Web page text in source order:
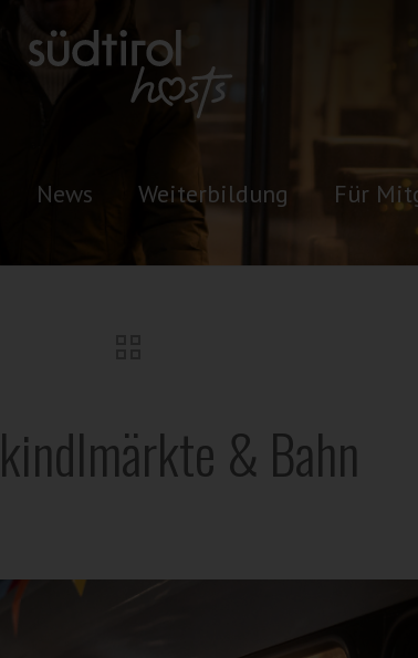
News Weiterbildung Für
& Bahn